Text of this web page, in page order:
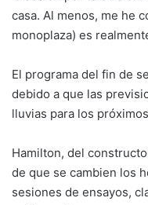
casa. Al menos, me he
monoplaza) es
El programa del fin de
debido a que las
lluvias para los
Hamilton, del
de que se cambien los
sesiones de ensayos,